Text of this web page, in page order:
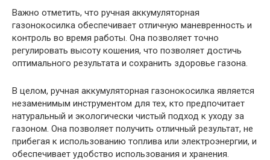
Важно отметить, что ручная аккумуляторная
газонокосилка обеспечивает отличную маневренность и
контроль во время работы. Она позволяет точно
регулировать высоту кошения, что позволяет достичь
оптимального результата и сохранить здоровье газона.
В целом, ручная аккумуляторная газонокосилка является
незаменимым инструментом для тех, кто предпочитает
натуральный и экологически чистый подход к уходу за
газоном. Она позволяет получить отличный результат, не
прибегая к использованию топлива или электроэнергии, и
обеспечивает удобство использования и хранения.